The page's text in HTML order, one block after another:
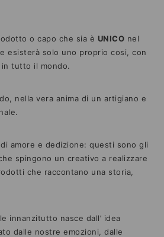
o capo che sia è UNICO nel
esisterà solo uno proprio cosi, con
tutto il mondo.
nella vera anima di un artigiano e
amore e dedizione: questi sono gli
spingono un creativo a realizzare
che raccontano una storia,
innanzitutto nasce dall’ idea
dalle nostre emozioni, dalle